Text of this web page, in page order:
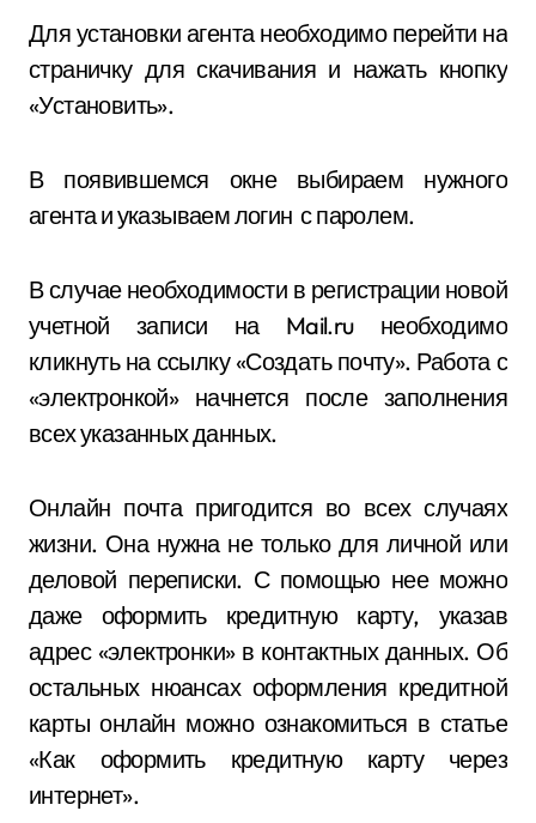
Для установки агента необходимо перейти на
страничку для скачивания и нажать кнопку
«Установить».
В появившемся окне выбираем нужного
агента и указываем логин с паролем.
В случае необходимости в регистрации новой
учетной записи на Mail.ru необходимо
кликнуть на ссылку «Создать почту». Работа с
«электронкой» начнется после заполнения
всех указанных данных.
Онлайн почта пригодится во всех случаях
жизни. Она нужна не только для личной или
деловой переписки. С помощью нее можно
даже оформить кредитную карту, указав
адрес «электронки» в контактных данных. Об
остальных нюансах оформления кредитной
карты онлайн можно ознакомиться в статье
«Как оформить кредитную карту через
интернет».